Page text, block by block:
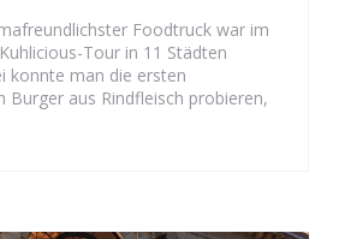
Foodtruck war im
Tour in 11 Städten
konnte man die ersten
Burger aus Rindfleisch probieren,